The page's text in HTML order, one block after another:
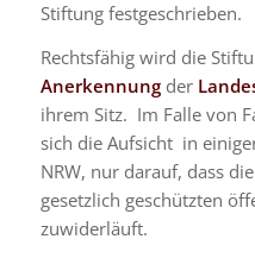
Stiftung festgeschrieben.
Rechtsfähig wird die
Anerkennung der
ihrem Sitz. Im Falle von
sich die Aufsicht in
NRW, nur darauf, dass
gesetzlich geschützten
zuwiderläuft.